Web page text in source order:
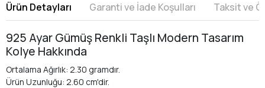
Ürün Detayları Garanti ve İade Koşulları Taksit ve
925 Ayar Gümüş Renkli Taşlı Modern Tasarım
Kolye Hakkında
Ortalama Ağırlık: 2.30 gramdır.
Ürün Uzunluğu: 2.60 cm'dir.